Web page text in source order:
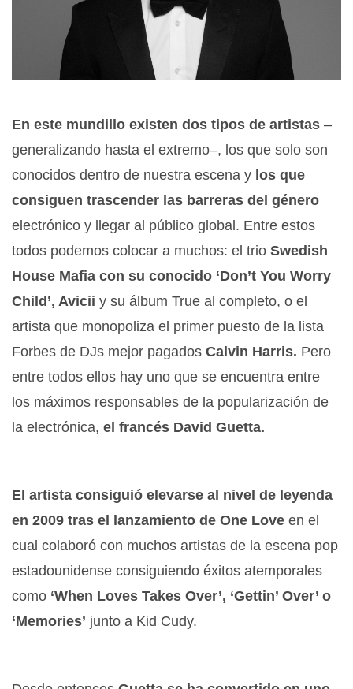
En este mundillo existen dos tipos de artistas –
generalizando hasta el extremo–, los que solo son
conocidos dentro de nuestra escena y los que
consiguen trascender las barreras del género
electrónico y llegar al público global. Entre estos
todos podemos colocar a muchos: el trio Swedish
House Mafia con su conocido ‘Don’t You Worry
Child’, Avicii y su álbum True al completo, o el
artista que monopoliza el primer puesto de la lista
Forbes de DJs mejor pagados Calvin Harris. Pero
entre todos ellos hay uno que se encuentra entre
los máximos responsables de la popularización de
la electrónica, el francés David Guetta.
El artista consiguió elevarse al nivel de leyenda
en 2009 tras el lanzamiento de One Love en el
cual colaboró con muchos artistas de la escena pop
estadounidense consiguiendo éxitos atemporales
como ‘When Loves Takes Over’, ‘Gettin’ Over’ o
‘Memories’ junto a Kid Cudy.